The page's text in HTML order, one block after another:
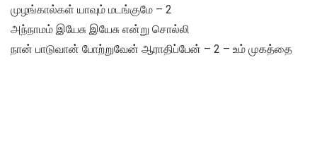
முழங்கால்கள் யாவும் மடங்குமே – 2
அந்நாமம் இயேசு இயேசு என்று சொல்லி
நான் பாடுவான் போற்றுவேன் ஆராதிப்பேன் – 2 – உம் முகத்தை